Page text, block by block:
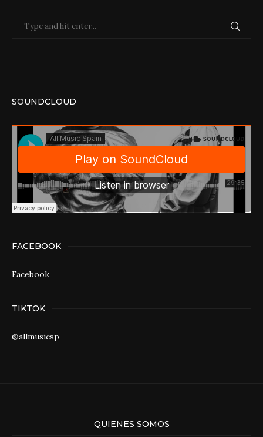
SOUNDCLOUD
FACEBOOK
Facebook
TIKTOK
@allmusicsp
QUIENES SOMOS